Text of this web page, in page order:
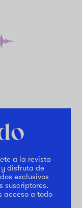
a la revista
y disfruta de
exclusivos
suscriptores.
acceso a todo